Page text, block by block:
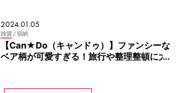
2024.01.05
雑貨 / 収納
【Can★Do（キャンドゥ）】ファンシーな
ベア柄が可愛すぎる！旅行や整理整頓に大